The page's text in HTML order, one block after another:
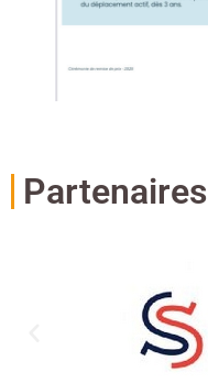
Partenaires